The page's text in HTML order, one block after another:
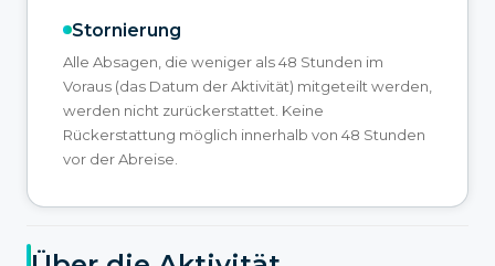
Stornierung
Alle Absagen, die weniger als 48 Stunden im
Voraus (das Datum der Aktivität) mitgeteilt werden,
werden nicht zurückerstattet. Keine
Rückerstattung möglich innerhalb von 48 Stunden
vor der Abreise.